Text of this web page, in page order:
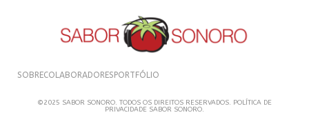
SOBRECOLABORADORES PORTFÓLIO
©2025 SABOR SONORO. TODOS OS DIREITOS RESERVADOS. POLÍTICA DE
PRIVACIDADE SABOR SONORO.